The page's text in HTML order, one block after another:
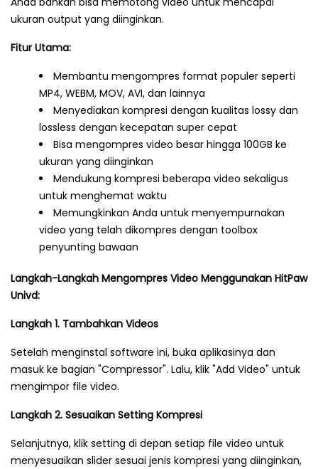
ukuran output yang diinginkan.
Fitur Utama:
Membantu mengompres format populer seperti
MP4, WEBM, MOV, AVI, dan lainnya
Menyediakan kompresi dengan kualitas lossy dan
lossless dengan kecepatan super cepat
Bisa mengompres video besar hingga 100GB ke
ukuran yang diinginkan
Mendukung kompresi beberapa video sekaligus
untuk menghemat waktu
Memungkinkan Anda untuk menyempurnakan
video yang telah dikompres dengan toolbox
penyunting bawaan
Langkah-Langkah Mengompres Video Menggunakan HitPaw
Univd:
Langkah 1. Tambahkan Videos
Setelah menginstal software ini, buka aplikasinya dan
masuk ke bagian "Compressor". Lalu, klik "Add Video" untuk
mengimpor file video.
Langkah 2. Sesuaikan Setting Kompresi
Selanjutnya, klik setting di depan setiap file video untuk
menyesuaikan slider sesuai jenis kompresi yang diinginkan,